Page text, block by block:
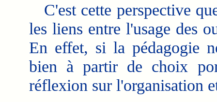
C'est cette perspective
les liens entre l'usage des
En effet, si la pédagogie
bien à partir de choix
réflexion sur l'organisation